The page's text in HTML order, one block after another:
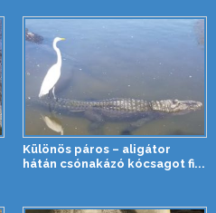
Különös páros – aligátor
hátán csónakázó kócsagot fi...